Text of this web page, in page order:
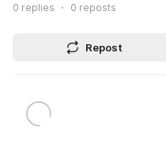
0 replies 0 reposts
Repost